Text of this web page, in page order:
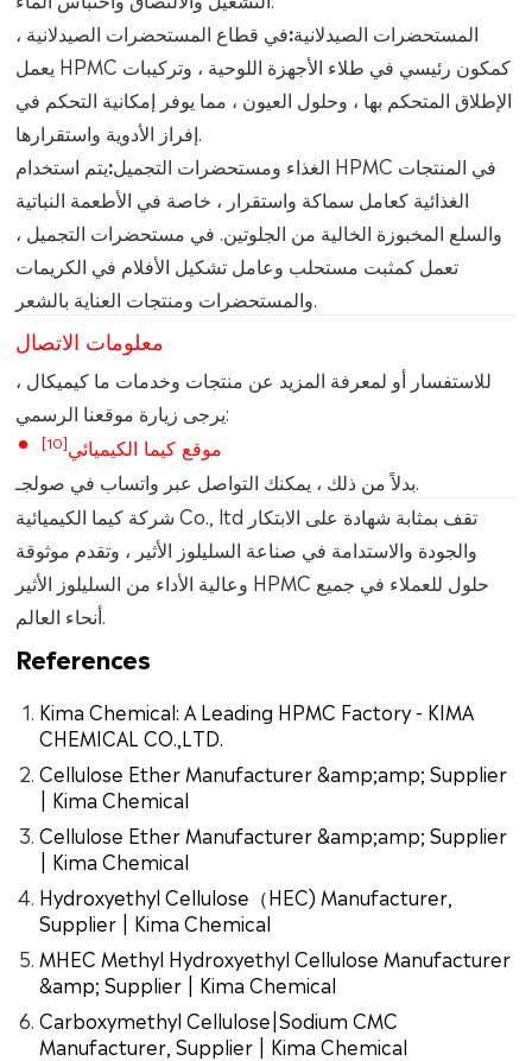
المستحضرات الصيدلانية:في قطاع المستحضرات الصيدلانية ،
يعمل HPMC كمكون رئيسي في طلاء الأجهزة اللوحية ، وتركيبات
الإطلاق المتحكم بها ، وحلول العيون ، مما يوفر إمكانية التحكم في
إفراز الأدوية واستقرارها.
الغذاء ومستحضرات التجميل:يتم استخدام HPMC في المنتجات
الغذائية كعامل سماكة واستقرار ، خاصة في الأطعمة النباتية
والسلع المخبوزة الخالية من الجلوتين. في مستحضرات التجميل ،
تعمل كمثبت مستحلب وعامل تشكيل الأفلام في الكريمات
والمستحضرات ومنتجات العناية بالشعر.
معلومات الاتصال
للاستفسار أو لمعرفة المزيد عن منتجات وخدمات ما كيميكال ،
يرجى زيارة موقعنا الرسمي:
موقع كيما الكيميائي[10]
بدلاً من ذلك ، يمكنك التواصل عبر واتساب في صولجـ.
شركة كيما الكيميائية Co., ltd تقف بمثابة شهادة على الابتكار
والجودة والاستدامة في صناعة السليلوز الأثير ، وتقدم موثوقة
وعالية الأداء من السليلوز الأثير HPMC حلول للعملاء في جميع
أنحاء العالم.
References
Kima Chemical: A Leading HPMC Factory - KIMA
CHEMICAL CO.,LTD.
Cellulose Ether Manufacturer &amp;amp; Supplier
| Kima Chemical
Cellulose Ether Manufacturer &amp;amp; Supplier
| Kima Chemical
Hydroxyethyl Cellulose（HEC) Manufacturer,
Supplier | Kima Chemical
MHEC Methyl Hydroxyethyl Cellulose Manufacturer
&amp; Supplier | Kima Chemical
Carboxymethyl Cellulose|Sodium CMC
Manufacturer, Supplier | Kima Chemical